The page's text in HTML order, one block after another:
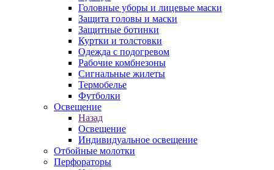
Головные уборы и лицевые маски
Защита головы и маски
Защитные ботинки
Куртки и толстовки
Одежда с подогревом
Рабочие комбнезоны
Сигнальные жилеты
Термобелье
Футболки
Освещение
Назад
Освещение
Индивидуальное освещение
Отбойные молотки
Перфораторы